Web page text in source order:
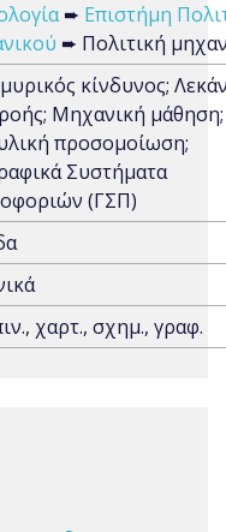
➨ Επιστήμη
➨ Πολιτική
κίνδυνος;
Μηχανική μάθηση;
προσομοίωση;
Συστήματα
(ΓΣΠ)
χαρτ., σχημ., γραφ.